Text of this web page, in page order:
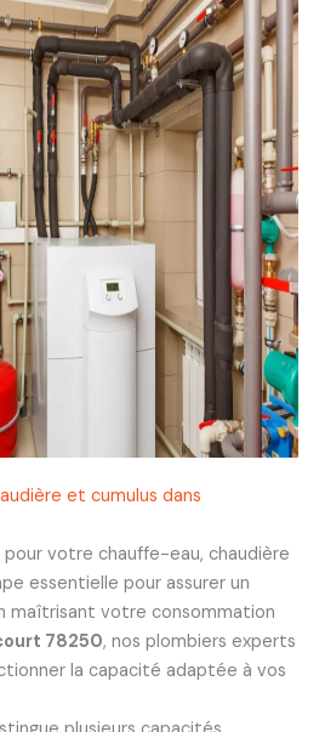
et cumulus dans
pour votre chauffe-eau, chaudière
essentielle pour assurer un
votre consommation
78250, nos plombiers experts
la capacité adaptée à vos